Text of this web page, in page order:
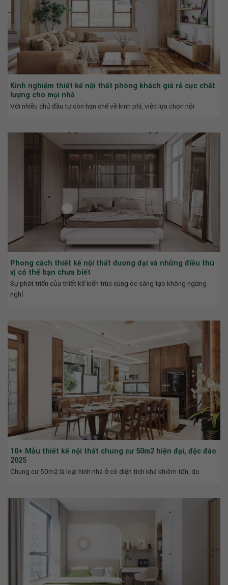
Kinh nghiệm thiết kế nội thất phòng khách giá rẻ cực chất
lượng cho mọi nhà
Với nhiều chủ đầu tư còn hạn chế về kinh phí, việc lựa chọn nội
Phong cách thiết kế nội thất đương đại và những điều thú
vị có thể bạn chưa biết
Sự phát triển của thiết kế kiến trúc cùng óc sáng tạo không ngừng
nghỉ
10+ Mẫu thiết kế nội thất chung cư 50m2 hiện đại, độc đáo
2025
Chung cư 50m2 là loại hình nhà ở có diện tích khá khiêm tốn, do